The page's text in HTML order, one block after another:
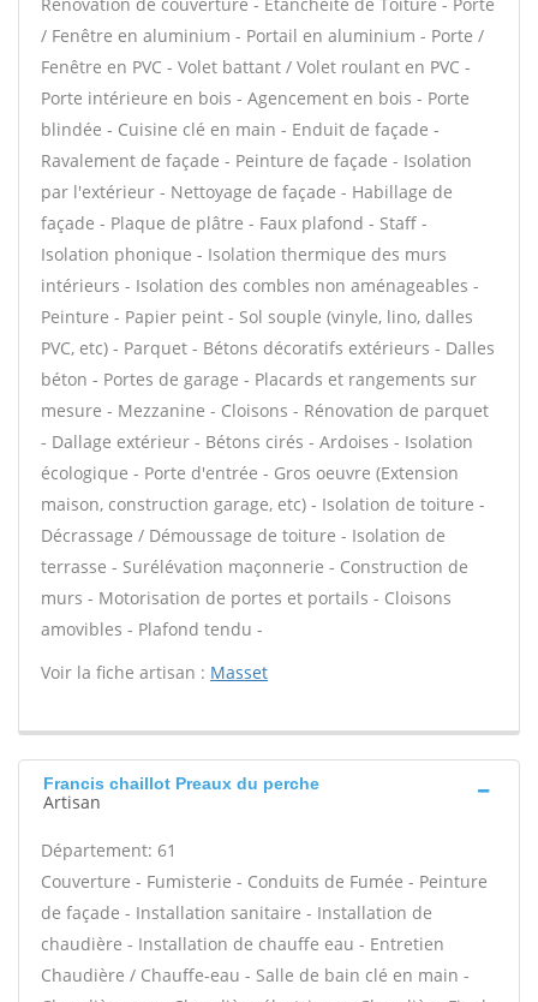
/ Fenêtre en aluminium - Portail en aluminium - Porte /
Fenêtre en PVC - Volet battant / Volet roulant en PVC -
Porte intérieure en bois - Agencement en bois - Porte
blindée - Cuisine clé en main - Enduit de façade -
Ravalement de façade - Peinture de façade - Isolation
par l'extérieur - Nettoyage de façade - Habillage de
façade - Plaque de plâtre - Faux plafond - Staff -
Isolation phonique - Isolation thermique des murs
intérieurs - Isolation des combles non aménageables -
Peinture - Papier peint - Sol souple (vinyle, lino, dalles
PVC, etc) - Parquet - Bétons décoratifs extérieurs - Dalles
béton - Portes de garage - Placards et rangements sur
mesure - Mezzanine - Cloisons - Rénovation de parquet
- Dallage extérieur - Bétons cirés - Ardoises - Isolation
écologique - Porte d'entrée - Gros oeuvre (Extension
maison, construction garage, etc) - Isolation de toiture -
Décrassage / Démoussage de toiture - Isolation de
terrasse - Surélévation maçonnerie - Construction de
murs - Motorisation de portes et portails - Cloisons
amovibles - Plafond tendu -
Voir la fiche artisan : Masset
Francis chaillot Preaux du perche
Artisan
Département: 61
Couverture - Fumisterie - Conduits de Fumée - Peinture
de façade - Installation sanitaire - Installation de
chaudière - Installation de chauffe eau - Entretien
Chaudière / Chauffe-eau - Salle de bain clé en main -